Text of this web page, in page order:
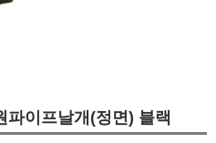
이프날개(정면) 블랙